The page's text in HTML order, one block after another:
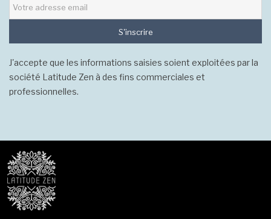
S'inscrire
J'accepte que les informations saisies soient exploitées par la
société Latitude Zen à des fins commerciales et
professionnelles.